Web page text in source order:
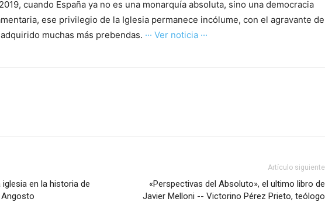
cuando España ya no es una monarquía absoluta, sino una democracia
ese privilegio de la Iglesia permanece incólume, con el agravante de
muchas más prebendas. ··· Ver noticia ···
en la historia de
Artículo siguiente
«Perspectivas del Absoluto», el ultimo libro de
Javier Melloni -- Victorino Pérez Prieto, teólogo